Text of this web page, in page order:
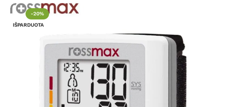
-20%
IŠPARDUOTA